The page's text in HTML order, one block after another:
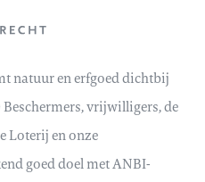
natuur en erfgoed dichtbij
vrijwilligers, de
Loterij en onze
goed doel met ANBI-